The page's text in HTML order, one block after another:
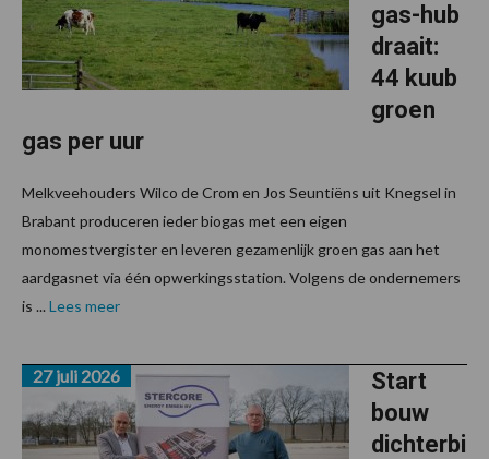
gas-hub
draait:
44 kuub
groen
gas per uur
Melkveehouders Wilco de Crom en Jos Seuntiëns uit Knegsel in
Brabant produceren ieder biogas met een eigen
monomestvergister en leveren gezamenlijk groen gas aan het
aardgasnet via één opwerkingsstation. Volgens de ondernemers
is ... Lees meer
Start
bouw
dichterbi
27 juli 2026